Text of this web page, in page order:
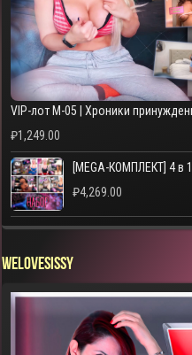
VIP-лот M-05 | Хроники
₽1,249.00
[MEGA-КОМПЛЕКТ] 4 в
₽4,269.00
WELOVESISSY